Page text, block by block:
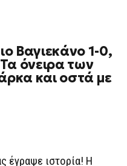
Βαγιεκάνο 1-0,
όνειρα των
και οστά με
έγραψε ιστορία! Η